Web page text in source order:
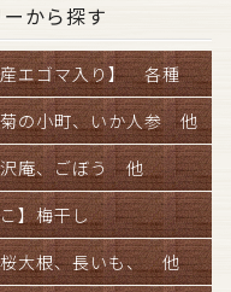
から探す
産エゴマ入り】 各種
の小町、いか人参 他
沢庵、ごぼう 他
】梅干し
桜大根、長いも、 他